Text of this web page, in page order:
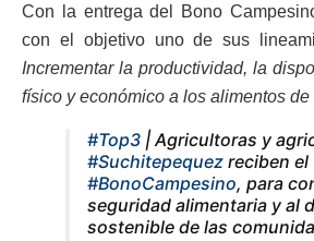
Con la entrega del Bono
con el objetivo uno de sus
Incrementar la productividad, la
físico y económico a los alimentos de
#Top3 | Agricultoras y
#Suchitepequez reciben el
#BonoCampesino, para
seguridad alimentaria y al
sostenible de las